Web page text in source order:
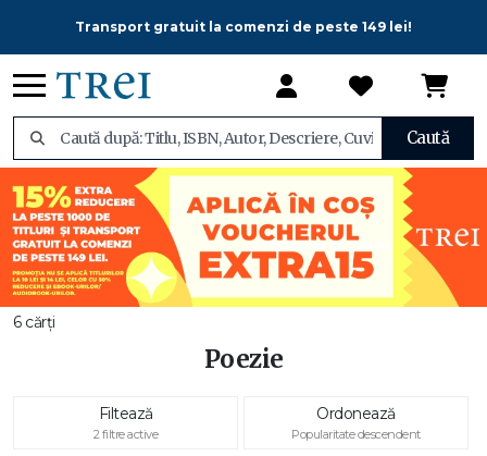
Transport gratuit la comenzi de peste 149 lei!
Caută
6 cărți
Poezie
Filtează
2 filtre active
Ordonează
Popularitate descendent